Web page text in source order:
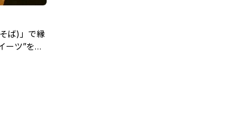
ば)」で縁
ーツ”を楽